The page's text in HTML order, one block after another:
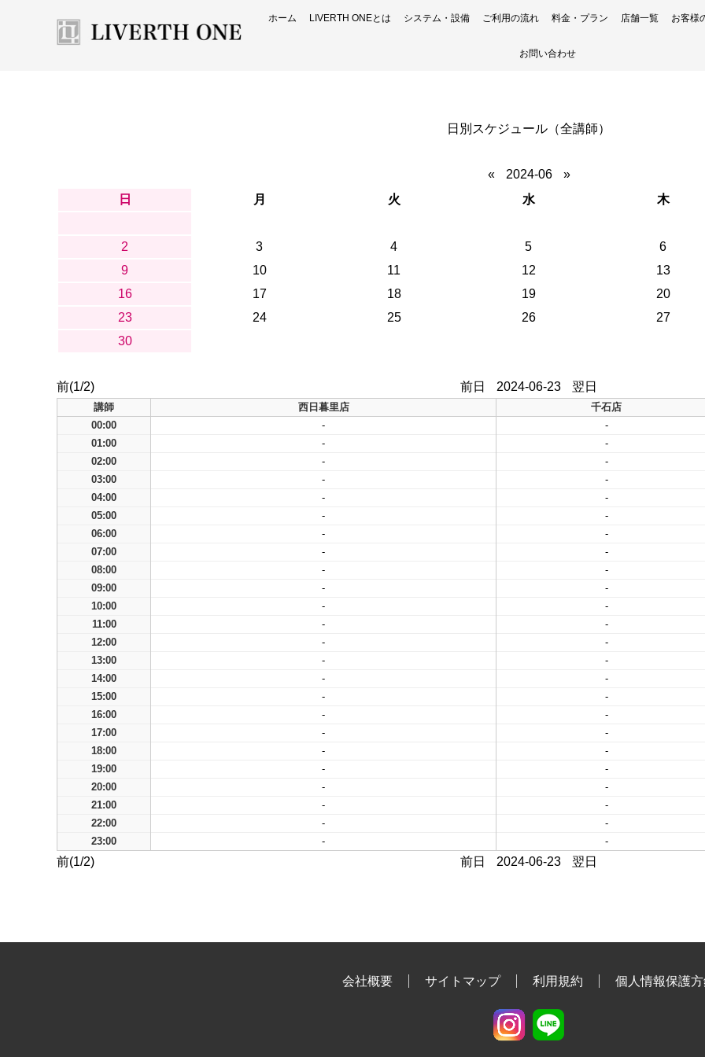
ホーム LIVERTH ONEとは システム・設備 ご利用の流れ 料金・プラン 店舗一覧 お客様
お問い合わせ
日別スケジュール（全講師）
« 2024-06 »
日 月 火 水 木
2
3 4 5 6
9
10 11 12 13
16
17 18 19 20
23
24 25 26 27
30
前(1/2) 前日 2024-06-23 翌日
講師 西日暮里店 千石店
00:00
- -
01:00
- -
02:00
- -
03:00
- -
04:00
- -
05:00
- -
06:00
- -
07:00
- -
08:00
- -
09:00
- -
10:00
- -
11:00
- -
12:00
- -
13:00
- -
14:00
- -
15:00
- -
16:00
- -
17:00
- -
18:00
- -
19:00
- -
20:00
- -
21:00
- -
22:00
- -
23:00
- -
前(1/2) 前日 2024-06-23 翌日
会社概要 サイトマップ 利用規約 個人情報保護